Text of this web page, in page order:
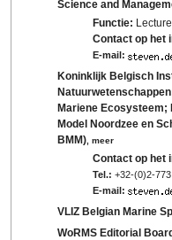
Science and
Functie:
Contact op het
E-mail:
Koninklijk Belgisch
Mariene Ecosysteem;
Model Noordzee en
BMM) ,meer
Contact op het
Tel.: +32-(0)2-
E-mail:
VLIZ Belgian Marine
WoRMS Editorial